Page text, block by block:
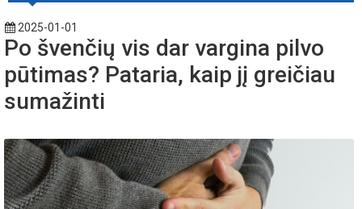
2025-01-01
Po švenčių vis dar vargina pilvo
pūtimas? Pataria, kaip jį greičiau
sumažinti